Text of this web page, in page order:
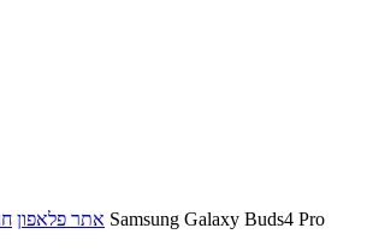
אתר פלאפון אוזניות Samsung Galaxy Buds4 Pro